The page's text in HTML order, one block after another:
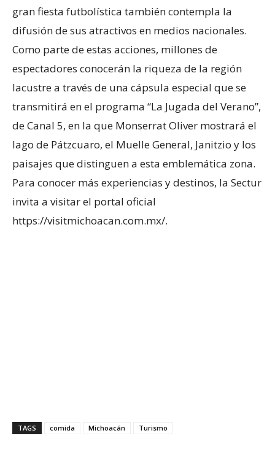
gran fiesta futbolística también contempla la
difusión de sus atractivos en medios nacionales.
Como parte de estas acciones, millones de
espectadores conocerán la riqueza de la región
lacustre a través de una cápsula especial que se
transmitirá en el programa “La Jugada del Verano”,
de Canal 5, en la que Monserrat Oliver mostrará el
lago de Pátzcuaro, el Muelle General, Janitzio y los
paisajes que distinguen a esta emblemática zona.
Para conocer más experiencias y destinos, la Sectur
invita a visitar el portal oficial
https://visitmichoacan.com.mx/.
TAGS comida Michoacán Turismo